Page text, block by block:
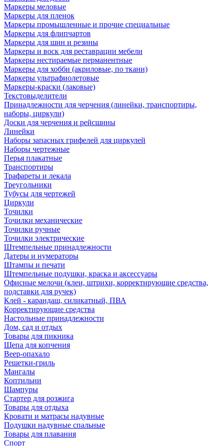
Маркеры меловые
Маркеры для пленок
Маркеры промышленные и прочие специальные
Маркеры для флипчартов
Маркеры для шин и резины
Маркеры и воск для реставрации мебели
Маркеры нестираемые перманентные
Маркеры для хобби (акриловые, по ткани)
Маркеры ультрафиолетовые
Маркеры-краски (лаковые)
Текстовыделители
Принадлежности для черчения (линейки, транспортиры,
наборы, циркули)
Доски для черчения и рейсшины
Линейки
Наборы запасных грифелей для циркулей
Наборы чертежные
Перья плакатные
Транспортиры
Трафареты и лекала
Треугольники
Тубусы для чертежей
Циркули
Точилки
Точилки механические
Точилки ручные
Точилки электрические
Штемпельные принадлежности
Датеры и нумераторы
Штампы и печати
Штемпельные подушки, краска и аксессуары
Офисные мелочи (клеи, штрихи, корректирующие средства,
подставки для ручек)
Клей - карандаш, силикатный, ПВА
Корректирующие средства
Настольные принадлежности
Дом, сад и отдых
Товары для пикника
Щепа для копчения
Веер-опахало
Решетки-гриль
Мангалы
Коптильни
Шампуры
Стартер для розжига
Товары для отдыха
Кровати и матрасы надувные
Подушки надувные спальные
Товары для плавания
Спорт